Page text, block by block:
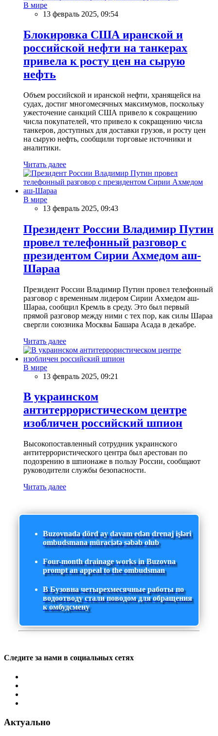
В мире
13 февраль 2025, 09:54
Блокировка США иранской и
российской нефти на танкерах
привела к росту цен на сырую
нефть
Объем российской и иранской нефти, хранящейся на
судах, достиг многомесячных максимумов, поскольку
ужесточение санкций США привело к сокращению
числа покупателей, что привело к сокращению числа
танкеров, доступных для доставки грузов, и росту цен
на сырую нефть, сообщили торговые источники и
аналитики.
Читать далее
В мире
13 февраль 2025, 09:43
Президент России Владимир Путин
провел телефонный разговор с
президентом Сирии Ахмедом аш-
Шараа
Президент России Владимир Путин провел телефонный
разговор с временным лидером Сирии Ахмедом аш-
Шараа, сообщил Кремль в среду. Это был первый
прямой разговор между ними с тех пор, как силы Шараа
свергли союзника Москвы Башара Асада в декабре.
Читать далее
В мире
13 февраль 2025, 09:21
В украинском
антитеррористическом центре
изобличен российский шпион
Высокопоставленный сотрудник украинского
антитеррористического центра был арестован по
подозрению в шпионаже в пользу России, сообщают
руководители службы безопасности.
Читать далее
Buzovnada dörd ay davam edən drenaj işləri
ombudsmana müraciətə səbəb olub
Four-month drainage works in Buzovna
prompt an appeal to the ombudsman
В Бузовна четырехмесячные работы по
водоотводу стали поводом для обращения
к омбудсмену
Следите за нами в социальных сетях
Актуально